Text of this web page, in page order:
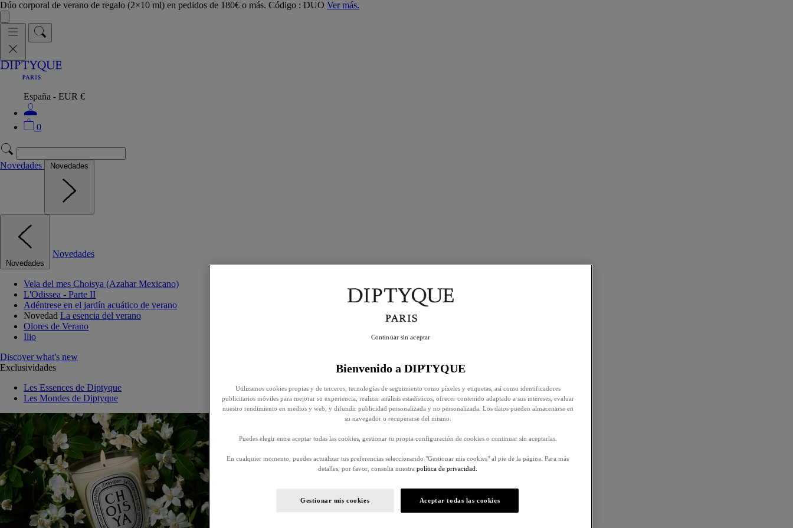
Dúo corporal de verano de regalo (2×10 ml) en pedidos de 180€ o más. Código : DUO Ver más.
España - EUR €
0
Novedades Novedades
Novedades
Novedades
Vela del mes Choisya (Azahar Mexicano)
L'Odissea - Parte II
Adéntrese en el jardín acuático de verano
Novedad La esencia del verano
Olores de Verano
Ilio
Discover what's new
Exclusividades
Les Essences de Diptyque
Les Mondes de Diptyque
Bienvenido a DIPTYQUE
Utilizamos cookies propias y de terceros, tecnologías de seguimiento como píxeles y etiquetas, así como identificadores
publicitarios móviles para mejorar su experiencia, realizar análisis estadísticos, ofrecer contenido adaptado a sus intereses, evaluar
nuestro rendimiento en medios y web, y difundir publicidad personalizada y no personalizada. Los datos pueden almacenarse en
su navegador o recuperarse del mismo.
Puedes elegir entre aceptar todas las cookies, gestionar tu propia configuración de cookies o continuar sin aceptarlas.
En cualquier momento, puedes actualizar tus preferencias seleccionando "Gestionar mis cookies" al pie de la página. Para más
detalles, por favor, consulta nuestra política de privacidad.
Gestionar mis cookies Aceptar todas las cookies
Continuar sin aceptar